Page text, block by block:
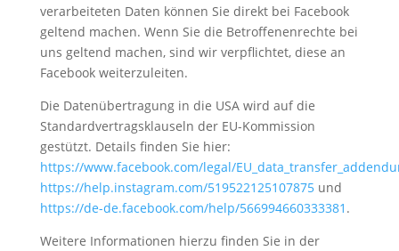
verarbeiteten Daten können Sie direkt bei Facebook
geltend machen. Wenn Sie die Betroffenenrechte bei
uns geltend machen, sind wir verpflichtet, diese an
Facebook weiterzuleiten.
Die Datenübertragung in die USA wird auf die
Standardvertragsklauseln der EU-Kommission
gestützt. Details finden Sie hier:
https://www.facebook.com/legal/
https://help.instagram.com/519522125107875und
https://de-de.facebook.com/help/566994660333381 .
Weitere Informationen hierzu finden Sie in der